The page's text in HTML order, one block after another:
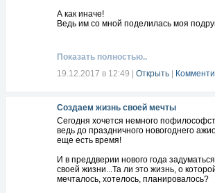
А как иначе!
Ведь им со мной поделилась моя
Настало время и мне рассказать Вам о
https://www.youtube.com/
понравился мой совет!
Показать полностью..
19.12.2017 в 12:49
Открыть
Создаем жизнь своей мечты
Сегодня хочется немного
ведь до праздничного новогоднего
еще есть время!
И в преддверии нового года
своей жизни...Та ли это жизнь, о
мечталось, хотелось, планировалось?